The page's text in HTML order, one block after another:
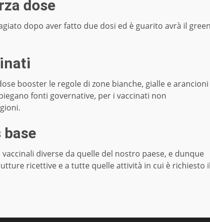
dose
dopo aver fatto due dosi ed è guarito avrà il
booster le regole di zone bianche, gialle e arancioni
fonti governative, per i vaccinati non
diverse da quelle del nostro paese, e dunque
ricettive e a tutte quelle attività in cui è richiesto